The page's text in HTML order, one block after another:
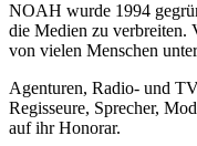
NOAH wurde 1994
die Medien zu verbreiten.
von vielen Menschen
Agenturen, Radio- und
Regisseure, Sprecher,
auf ihr Honorar.